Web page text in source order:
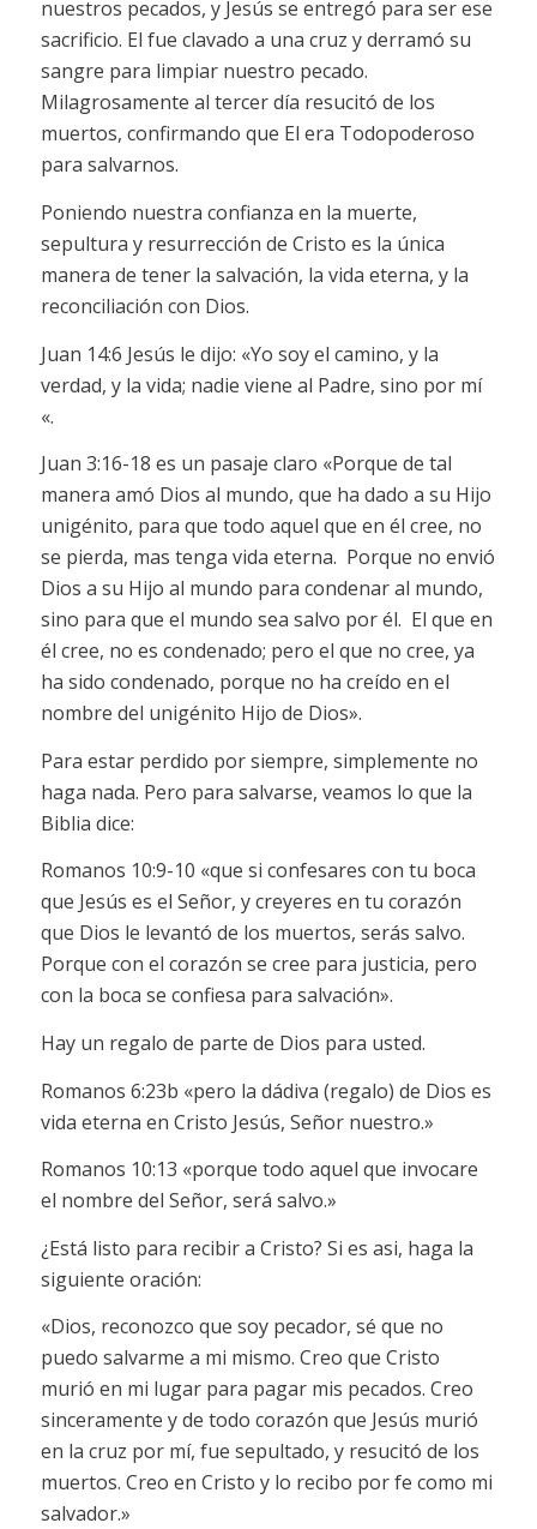
nuestros pecados, y Jesús se entregó para ser ese
sacrificio. El fue clavado a una cruz y derramó su
sangre para limpiar nuestro pecado.
Milagrosamente al tercer día resucitó de los
muertos, confirmando que El era Todopoderoso
para salvarnos.
Poniendo nuestra confianza en la muerte,
sepultura y resurrección de Cristo es la única
manera de tener la salvación, la vida eterna, y la
reconciliación con Dios.
Juan 14:6 Jesús le dijo: «Yo soy el camino, y la
verdad, y la vida; nadie viene al Padre, sino por mí
«.
Juan 3:16-18 es un pasaje claro «Porque de tal
manera amó Dios al mundo, que ha dado a su Hijo
unigénito, para que todo aquel que en él cree, no
se pierda, mas tenga vida eterna. Porque no envió
Dios a su Hijo al mundo para condenar al mundo,
sino para que el mundo sea salvo por él. El que en
él cree, no es condenado; pero el que no cree, ya
ha sido condenado, porque no ha creído en el
nombre del unigénito Hijo de Dios».
Para estar perdido por siempre, simplemente no
haga nada. Pero para salvarse, veamos lo que la
Biblia dice:
Romanos 10:9-10 «que si confesares con tu boca
que Jesús es el Señor, y creyeres en tu corazón
que Dios le levantó de los muertos, serás salvo.
Porque con el corazón se cree para justicia, pero
con la boca se confiesa para salvación».
Hay un regalo de parte de Dios para usted.
Romanos 6:23b «pero la dádiva (regalo) de Dios es
vida eterna en Cristo Jesús, Señor nuestro.»
Romanos 10:13 «porque todo aquel que invocare
el nombre del Señor, será salvo.»
¿Está listo para recibir a Cristo? Si es asi, haga la
siguiente oración:
«Dios, reconozco que soy pecador, sé que no
puedo salvarme a mi mismo. Creo que Cristo
murió en mi lugar para pagar mis pecados. Creo
sinceramente y de todo corazón que Jesús murió
en la cruz por mí, fue sepultado, y resucitó de los
muertos. Creo en Cristo y lo recibo por fe como mi
salvador.»